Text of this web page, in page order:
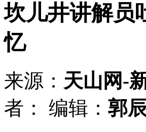
坎儿井讲解员
忆
来源： 天山网-
者：
编辑： 郭